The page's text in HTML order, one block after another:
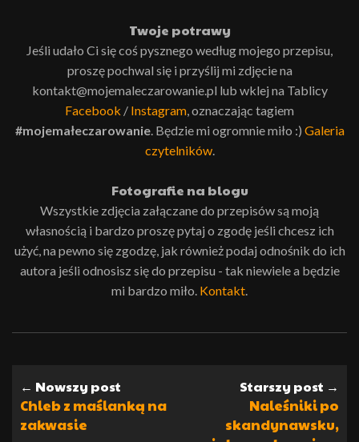
Twoje potrawy
Jeśli udało Ci się coś pysznego według mojego przepisu,
proszę pochwal się i przyślij mi zdjęcie na
kontakt@mojemaleczarowanie.pl lub wklej na Tablicy
Facebook / Instagram , oznaczając tagiem
#mojemałeczarowanie. Będzie mi ogromnie miło :) Galeria
czytelników.
Fotografie na blogu
Wszystkie zdjęcia załączane do przepisów są moją
własnością i bardzo proszę pytaj o zgodę jeśli chcesz ich
użyć, na pewno się zgodzę, jak również podaj odnośnik do ich
autora jeśli odnosisz się do przepisu - tak niewiele a będzie
mi bardzo miło. Kontakt
← Nowszy post
Chleb z maślanką na
zakwasie
Starszy post →
Naleśniki po
skandynawsku,